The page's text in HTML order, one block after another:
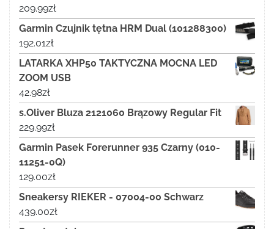
209.99zł
Garmin Czujnik tętna HRM Dual (101288300)
192.01zł
LATARKA XHP50 TAKTYCZNA MOCNA LED
ZOOM USB
42.98zł
s.Oliver Bluza 2121060 Brązowy Regular Fit
229.99zł
Garmin Pasek Forerunner 935 Czarny (010-
11251-0Q)
129.00zł
Sneakersy RIEKER - 07004-00 Schwarz
439.00zł